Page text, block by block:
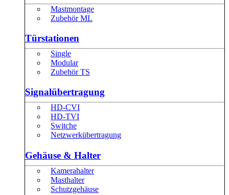
Mastmontage
Zubehör ML
Türstationen
Single
Modular
Zubehör TS
Signalübertragung
HD-CVI
HD-TVI
Switche
Netzwerkübertragung
Gehäuse & Halter
Kamerahalter
Masthalter
Schutzgehäuse